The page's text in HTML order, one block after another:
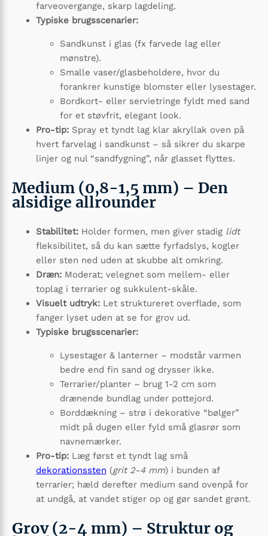
farveovergange, skarp lagdeling.
Typiske brugsscenarier:
Sandkunst i glas (fx farvede lag eller
mønstre).
Smalle vaser/glasbeholdere, hvor du
forankrer kunstige blomster eller lysestager.
Bordkort- eller servietringe fyldt med sand
for et støvfrit, elegant look.
Pro-tip: Spray et tyndt lag klar akryllak oven på
hvert farvelag i sandkunst – så sikrer du skarpe
linjer og nul “sandfygning”, når glasset flyttes.
Medium (0,8-1,5 mm) – Den
alsidige allrounder
Stabilitet: Holder formen, men giver stadig lidt
fleksibilitet, så du kan sætte fyrfadslys, kogler
eller sten ned uden at skubbe alt omkring.
Dræn: Moderat; velegnet som mellem- eller
toplag i terrarier og sukkulent-skåle.
Visuelt udtryk: Let struktureret overflade, som
fanger lyset uden at se for grov ud.
Typiske brugsscenarier:
Lysestager & lanterner – modstår varmen
bedre end fin sand og drysser ikke.
Terrarier/planter – brug 1-2 cm som
drænende bundlag under pottejord.
Borddækning – strø i dekorative “bølger”
midt på dugen eller fyld små glasrør som
navnemærker.
Pro-tip: Læg først et tyndt lag små
dekorationssten (grit 2-4 mm) i bunden af
terrarier; hæld derefter medium sand ovenpå for
at undgå, at vandet stiger op og gør sandet grønt.
Grov (2-4 mm) – Struktur og